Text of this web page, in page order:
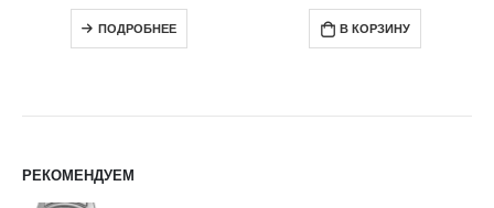
ПОДРОБНЕЕ В КОРЗИНУ
РЕКОМЕНДУЕМ